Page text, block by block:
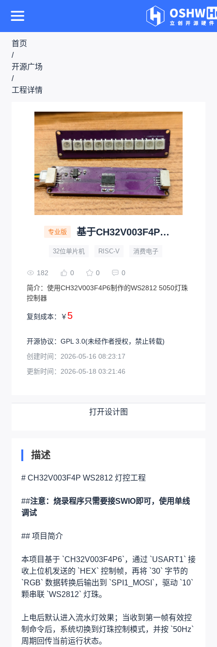
首页
/
开源广场
/
工程详情
专业版 基于CH32V003F4P6制作的WS2812灯珠控制器
32位单片机 RISC-V 消费电子
182 0 0
0
简介：使用CH32V003F4P6制作的WS2812 5050灯珠
控制器
复刻成本： ￥ 5
开源协议：GPL 3.0(未经作者授权，禁止转载)
创建时间： 2026-05-16 08:23:17
更新时间： 2026-05-18 03:21:46
打开设计图
描述
# CH32V003F4P WS2812 灯控工程
##注意：烧录程序只需要接SWIO即可，使用单线
调试
## 项目简介
本项目基于 `CH32V003F4P6`，通过 `USART1` 接
收上位机发送的 `HEX` 控制帧，再将 `30` 字节的
`RGB` 数据转换后输出到 `SPI1_MOSI`，驱动 `10`
颗串联 `WS2812` 灯珠。
上电后默认进入流水灯效果；当收到第一帧有效控
制命令后，系统切换到灯珠控制模式，并按 `50Hz`
周期回传当前运行状态。